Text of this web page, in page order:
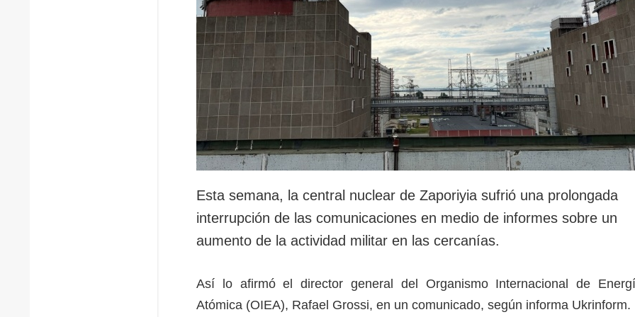
Esta semana, la central nuclear de Zaporiyia sufrió una prolongada
interrupción de las comunicaciones en medio de informes sobre un
aumento de la actividad militar en las cercanías.
Así lo afirmó el director general del Organismo Internacional de
Atómica (OIEA), Rafael Grossi, en un comunicado, según informa